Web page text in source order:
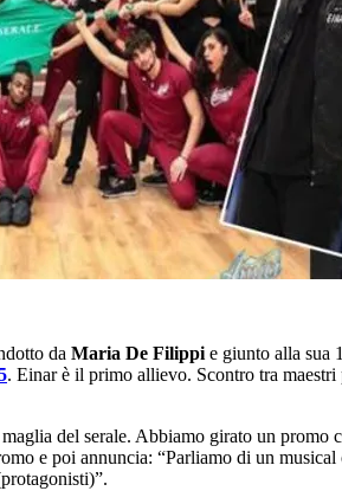
da Maria De Filippi e giunto alla sua
. Einar è il primo allievo. Scontro tra
del serale. Abbiamo girato un
e poi annuncia: “Parliamo di un